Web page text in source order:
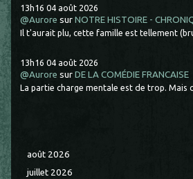
13h16 04 août 2026
@Aurore surNOTRE HISTOIRE -
Il t'aurait plu, cette famille est tellement
13h16 04 août 2026
@Aurore surDE LA COMÉDIE FRANCAISE
La partie charge mentale est de trop. Mais
août 2026
juillet 2026